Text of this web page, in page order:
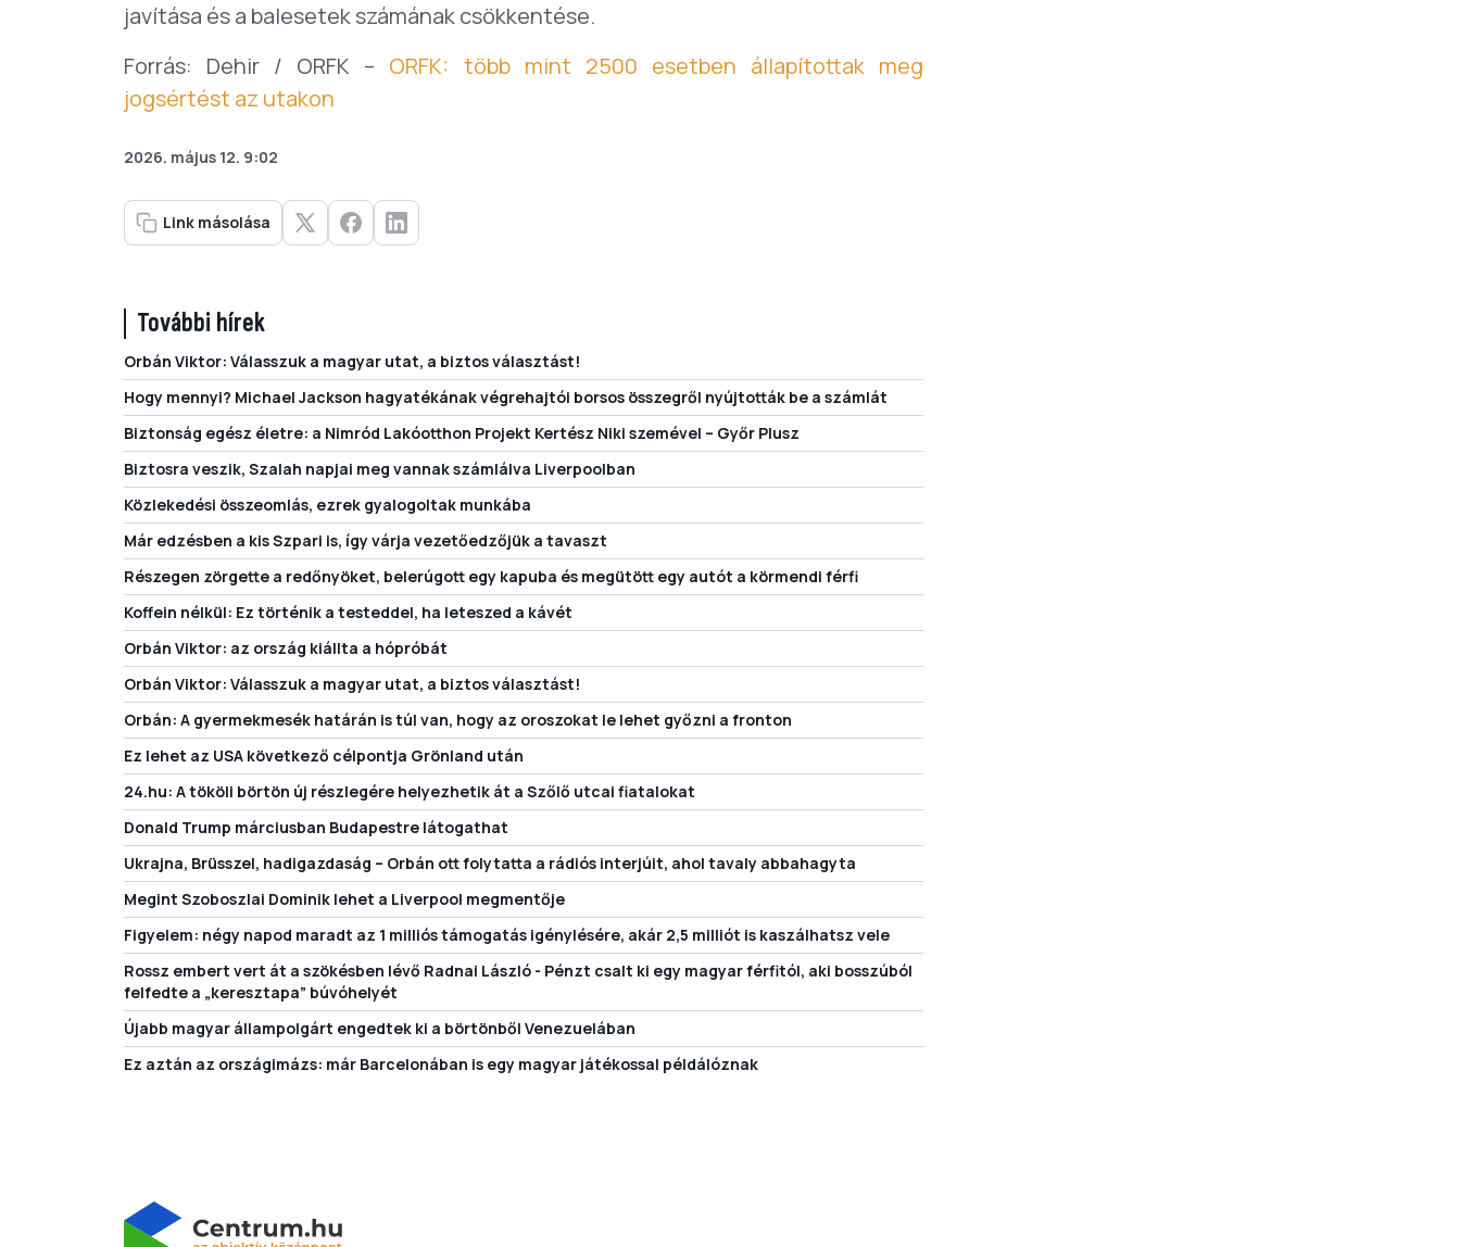
javítása és a balesetek számának csökkentése.
Forrás: Dehir / ORFK – ORFK: több mint 2500 esetben állapítottak meg
jogsértést az utakon
2026. május 12. 9:02
Link másolása
További hírek
Orbán Viktor: Válasszuk a magyar utat, a biztos választást!
Hogy mennyi? Michael Jackson hagyatékának végrehajtói borsos összegről nyújtották be a számlát
Biztonság egész életre: a Nimród Lakóotthon Projekt Kertész Niki szemével – Győr Plusz
Biztosra veszik, Szalah napjai meg vannak számlálva Liverpoolban
Közlekedési összeomlás, ezrek gyalogoltak munkába
Már edzésben a kis Szpari is, így várja vezetőedzőjük a tavaszt
Részegen zörgette a redőnyöket, belerúgott egy kapuba és megütött egy autót a körmendi férfi
Koffein nélkül: Ez történik a testeddel, ha leteszed a kávét
Orbán Viktor: az ország kiállta a hópróbát
Orbán Viktor: Válasszuk a magyar utat, a biztos választást!
Orbán: A gyermekmesék határán is túl van, hogy az oroszokat le lehet győzni a fronton
Ez lehet az USA következő célpontja Grönland után
24.hu: A tököli börtön új részlegére helyezhetik át a Szőlő utcai fiatalokat
Donald Trump márciusban Budapestre látogathat
Ukrajna, Brüsszel, hadigazdaság – Orbán ott folytatta a rádiós interjúit, ahol tavaly abbahagyta
Megint Szoboszlai Dominik lehet a Liverpool megmentője
Figyelem: négy napod maradt az 1 milliós támogatás igénylésére, akár 2,5 milliót is kaszálhatsz vele
Rossz embert vert át a szökésben lévő Radnai László - Pénzt csalt ki egy magyar férfitól, aki bosszúból
felfedte a „keresztapa” búvóhelyét
Újabb magyar állampolgárt engedtek ki a börtönből Venezuelában
Ez aztán az országimázs: már Barcelonában is egy magyar játékossal példálóznak